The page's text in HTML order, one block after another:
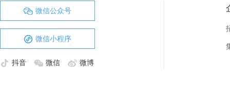
微信公众号
微信小程序
抖音 微信 微博